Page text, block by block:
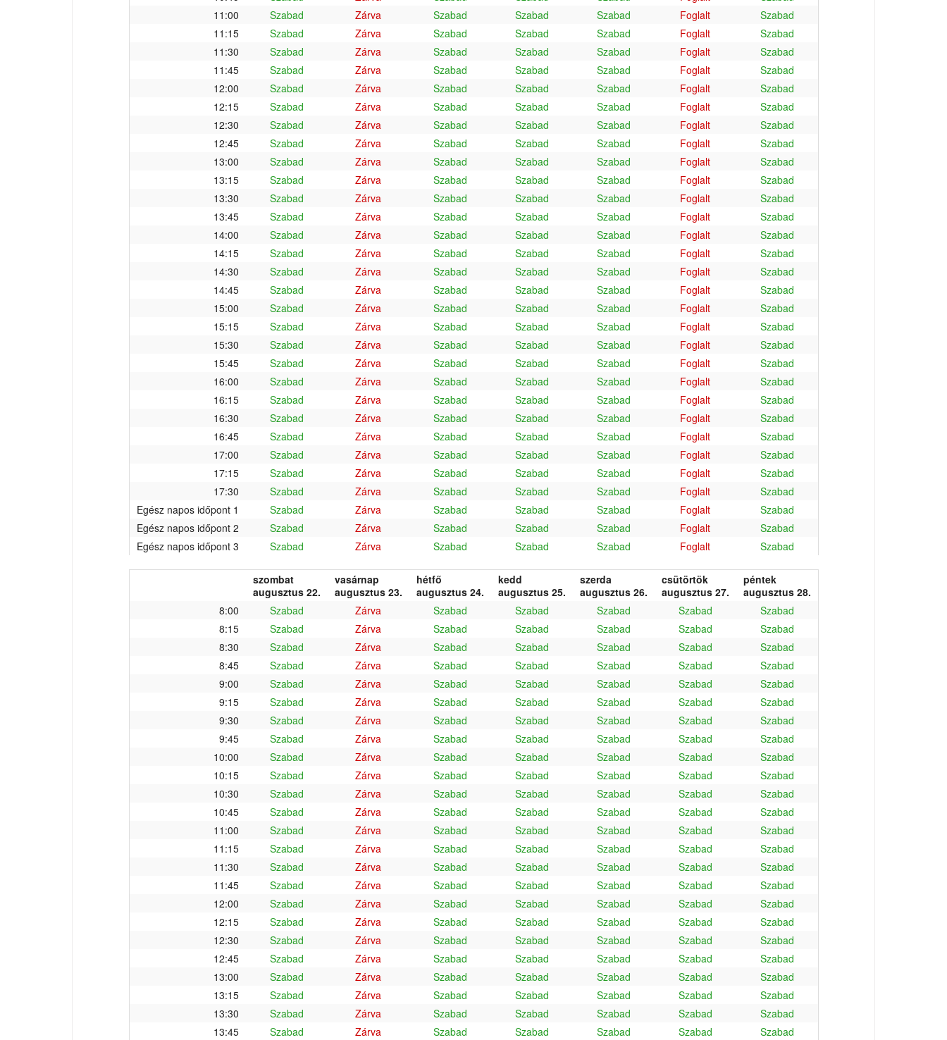
11:00
Szabad Zárva Szabad Szabad Szabad Foglalt
Szabad
11:15
Szabad Zárva Szabad Szabad Szabad Foglalt
Szabad
11:30
Szabad Zárva Szabad Szabad Szabad Foglalt
Szabad
11:45
Szabad Zárva Szabad Szabad Szabad Foglalt
Szabad
12:00
Szabad Zárva Szabad Szabad Szabad Foglalt
Szabad
12:15
Szabad Zárva Szabad Szabad Szabad Foglalt
Szabad
12:30
Szabad Zárva Szabad Szabad Szabad Foglalt
Szabad
12:45
Szabad Zárva Szabad Szabad Szabad Foglalt
Szabad
13:00
Szabad Zárva Szabad Szabad Szabad Foglalt
Szabad
13:15
Szabad Zárva Szabad Szabad Szabad Foglalt
Szabad
13:30
Szabad Zárva Szabad Szabad Szabad Foglalt
Szabad
13:45
Szabad Zárva Szabad Szabad Szabad Foglalt
Szabad
14:00
Szabad Zárva Szabad Szabad Szabad Foglalt
Szabad
14:15
Szabad Zárva Szabad Szabad Szabad Foglalt
Szabad
14:30
Szabad Zárva Szabad Szabad Szabad Foglalt
Szabad
14:45
Szabad Zárva Szabad Szabad Szabad Foglalt
Szabad
15:00
Szabad Zárva Szabad Szabad Szabad Foglalt
Szabad
15:15
Szabad Zárva Szabad Szabad Szabad Foglalt
Szabad
15:30
Szabad Zárva Szabad Szabad Szabad Foglalt
Szabad
15:45
Szabad Zárva Szabad Szabad Szabad Foglalt
Szabad
16:00
Szabad Zárva Szabad Szabad Szabad Foglalt
Szabad
16:15
Szabad Zárva Szabad Szabad Szabad Foglalt
Szabad
16:30
Szabad Zárva Szabad Szabad Szabad Foglalt
Szabad
16:45
Szabad Zárva Szabad Szabad Szabad Foglalt
Szabad
17:00
Szabad Zárva Szabad Szabad Szabad Foglalt
Szabad
17:15
Szabad Zárva Szabad Szabad Szabad Foglalt
Szabad
17:30
Szabad Zárva Szabad Szabad Szabad Foglalt
Szabad
Egész napos időpont 1
Szabad Zárva Szabad Szabad Szabad Foglalt
Szabad
Egész napos időpont 2
Szabad Zárva Szabad Szabad Szabad Foglalt
Szabad
Egész napos időpont 3
Szabad Zárva Szabad Szabad Szabad Foglalt Szabad
szombat
augusztus 22.
vasárnap
augusztus 23.
hétfő
augusztus 24.
kedd
augusztus 25.
szerda
augusztus 26.
csütörtök
augusztus 27.
péntek
augusztus 28.
8:00
Szabad Zárva Szabad Szabad Szabad Szabad
Szabad
8:15
Szabad Zárva Szabad Szabad Szabad Szabad
Szabad
8:30
Szabad Zárva Szabad Szabad Szabad Szabad
Szabad
8:45
Szabad Zárva Szabad Szabad Szabad Szabad
Szabad
9:00
Szabad Zárva Szabad Szabad Szabad Szabad
Szabad
9:15
Szabad Zárva Szabad Szabad Szabad Szabad
Szabad
9:30
Szabad Zárva Szabad Szabad Szabad Szabad
Szabad
9:45
Szabad Zárva Szabad Szabad Szabad Szabad
Szabad
10:00
Szabad Zárva Szabad Szabad Szabad Szabad
Szabad
10:15
Szabad Zárva Szabad Szabad Szabad Szabad
Szabad
10:30
Szabad Zárva Szabad Szabad Szabad Szabad
Szabad
10:45
Szabad Zárva Szabad Szabad Szabad Szabad
Szabad
11:00
Szabad Zárva Szabad Szabad Szabad Szabad
Szabad
11:15
Szabad Zárva Szabad Szabad Szabad Szabad
Szabad
11:30
Szabad Zárva Szabad Szabad Szabad Szabad
Szabad
11:45
Szabad Zárva Szabad Szabad Szabad Szabad
Szabad
12:00
Szabad Zárva Szabad Szabad Szabad Szabad
Szabad
12:15
Szabad Zárva Szabad Szabad Szabad Szabad
Szabad
12:30
Szabad Zárva Szabad Szabad Szabad Szabad
Szabad
12:45
Szabad Zárva Szabad Szabad Szabad Szabad
Szabad
13:00
Szabad Zárva Szabad Szabad Szabad Szabad
Szabad
13:15
Szabad Zárva Szabad Szabad Szabad Szabad
Szabad
13:30
Szabad Zárva Szabad Szabad Szabad Szabad
Szabad
13:45
Szabad Zárva Szabad Szabad Szabad Szabad Szabad